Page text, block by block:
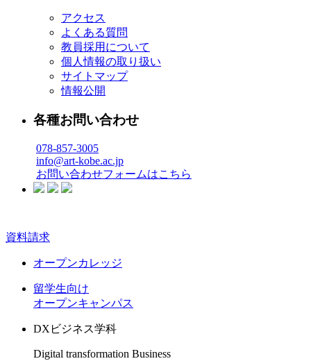
アクセス
よくある質問
教員採用について
個人情報の取り扱い
サイトマップ
情報公開
各種お問い合わせ
078-857-3005
info@art-kobe.ac.jp
お問い合わせフォームはこちら
資料請求
オープンカレッジ
留学生向け
オープンキャンパス
DXビジネス学科
Digital transformation Business